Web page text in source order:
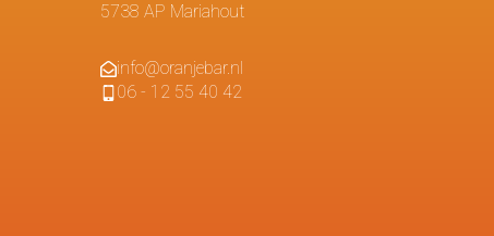
5738 AP Mariahout
info@oranjebar.nl
06 - 12 55 40 42